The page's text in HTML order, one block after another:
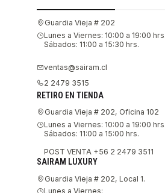
Guardia Vieja # 202
Lunes a Viernes: 10:00 a 19:00 hrs.
Sábados: 11:00 a 15:30 hrs.
ventas@sairam.cl
2 2479 3515
RETIRO EN TIENDA
Guardia Vieja # 202, Oficina 102
Lunes a Viernes: 10:00 a 19:00 hrs.
Sábados: 11:00 a 15:00 hrs.
POST VENTA +56 2 2479 3511
SAIRAM LUXURY
Guardia Vieja # 202, Local 1.
Lunes a Viernes: